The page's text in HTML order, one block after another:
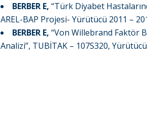
BERBER E, “Türk Diyabet
AREL-BAP Projesi- Yürütücü 2011 –
BERBER E, “Von Willebrand Faktör
Analizi”, TUBİTAK – 107S320,